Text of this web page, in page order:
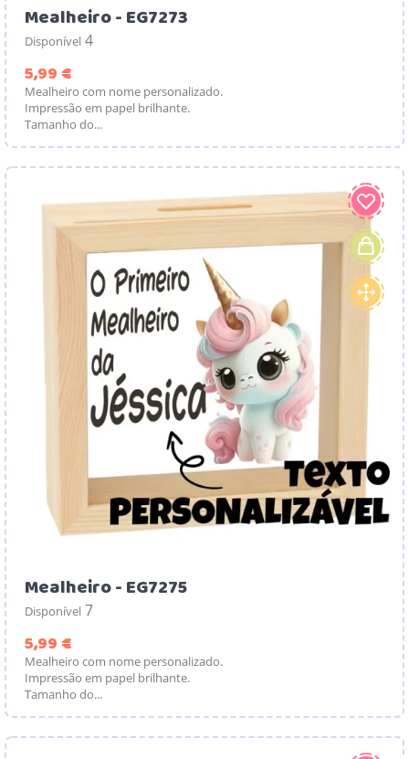
Mealheiro - EG7273
Disponível 4
5,99 €
Mealheiro com nome personalizado.
Impressão em papel brilhante.
Tamanho do...
Mealheiro - EG7275
Disponível 7
5,99 €
Mealheiro com nome personalizado.
Impressão em papel brilhante.
Tamanho do...